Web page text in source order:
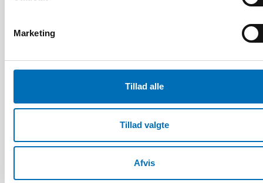
Marketing
Tillad alle
Tillad valgte
Afvis